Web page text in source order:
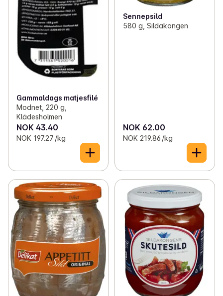
Gammaldags matjesfilé
Modnet, 220 g,
Klädesholmen
NOK 43.40
NOK 197.27 /kg
Sennepsild
580 g, Sildakongen
NOK 62.00
NOK 219.86 /kg